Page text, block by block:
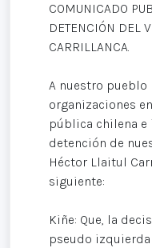
COMUNICADO
DETENCIÓN DEL
CARRILLANCA.
A nuestro pueblo
organizaciones
pública chilena e
detención de
Héctor Llaitul
siguiente:
Kiñe: Que, la
pseudo